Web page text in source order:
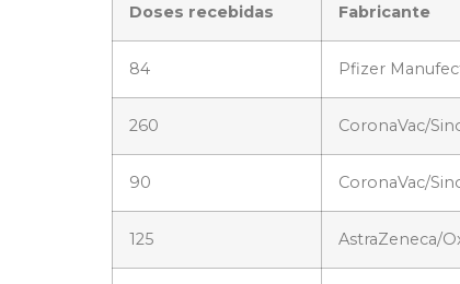
Doses recebidas Fabricante
84 Pfizer
260 CoronaVac/
90 CoronaVac/
125 AstraZeneca/